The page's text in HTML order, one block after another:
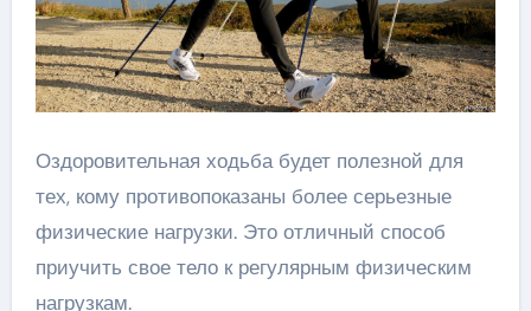
Оздоровительная ходьба будет полезной для
тех, кому противопоказаны более серьезные
физические нагрузки. Это отличный способ
приучить свое тело к регулярным физическим
нагрузкам.